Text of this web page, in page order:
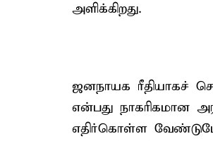
அளிக்கிறது.
ஜனநாயக ரீதியாகச்
என்பது நாகரிகமான
எதிர்கொள்ள